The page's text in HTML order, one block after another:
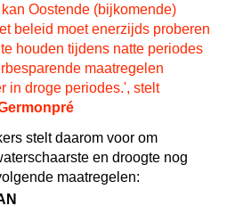
Oostende (bijkomende)
beleid moet enerzijds proberen
houden tijdens natte periodes
maatregelen
in droge periodes.', stelt
stelt daarom voor om
en droogte nog
maatregelen: